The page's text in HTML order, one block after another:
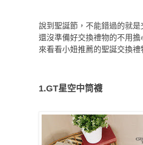
說到聖誕節，不能錯過的就是
還沒準備好交換禮物的不用擔
來看看小妞推薦的聖誕交換禮
1.GT星空中筒襪